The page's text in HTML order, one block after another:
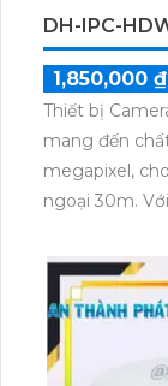
DH-IPC-
1,850,000 ₫
Thiết bị
mang đến
megapixel,
ngoại 30m.
rõ ràng. Thích
dome kim loại.